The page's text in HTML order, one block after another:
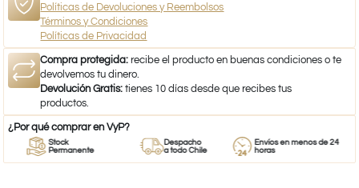
Políticas de Devoluciones y Reembolsos
Términos y Condiciones
Políticas de Privacidad
Compra protegida: recibe el producto en buenas condiciones o te
devolvemos tu dinero.
Devolución Gratis: tienes 10 días desde que recibes tus
productos.
¿Por qué comprar en VyP?
Stock
Permanente
Despacho
a todo Chile
Envíos en menos de 24
horas